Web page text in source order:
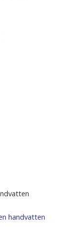
handvatten